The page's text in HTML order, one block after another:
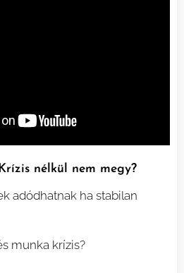
nélkül nem megy?
adódhatnak ha stabilan
munka krízis?